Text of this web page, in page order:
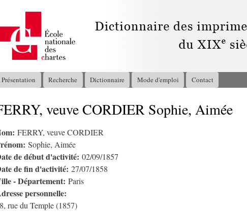
principal
principal
Présentation Recherche Dictionnaire Mode d'emploi Contact
êtes ici veuve CORDIER Sophie, Aimée
FERRY, veuve CORDIER
Sophie, Aimée
de début d'activité: 02/09/1857
de fin d'activité: 27/07/1858
- Département: Paris
personnelle:
rue du Temple (1857)